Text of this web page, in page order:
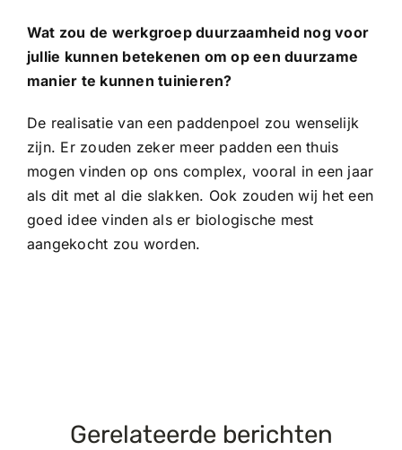
Wat zou de werkgroep duurzaamheid nog voor
jullie kunnen betekenen om op een duurzame
manier te kunnen tuinieren?
De realisatie van een paddenpoel zou wenselijk
zijn. Er zouden zeker meer padden een thuis
mogen vinden op ons complex, vooral in een jaar
als dit met al die slakken. Ook zouden wij het een
goed idee vinden als er biologische mest
aangekocht zou worden.
Gerelateerde berichten